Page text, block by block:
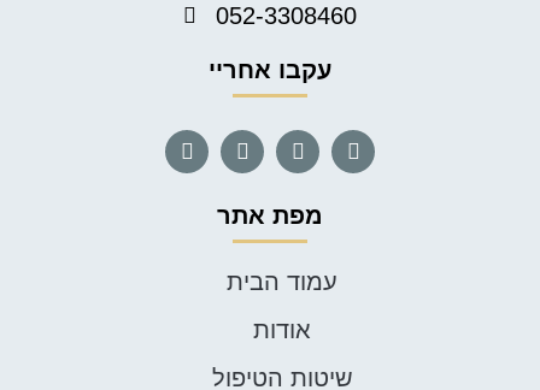
מפת אתר
עמוד הבית
אודות
שיטות הטיפול
052-3308460
עקבו אחריי